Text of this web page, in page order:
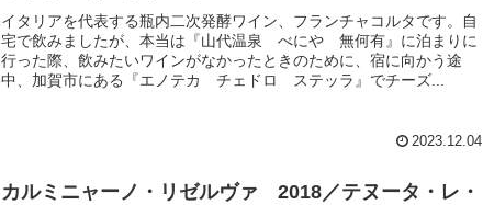
イタリアを代表する瓶内二次発酵ワイン、フランチャコルタです。自
宅で飲みましたが、本当は『山代温泉 べにや 無何有』に泊まりに
行った際、飲みたいワインがなかったときのために、宿に向かう途
中、加賀市にある『エノテカ チェドロ ステッラ』でチーズ...
2023.12.04
カルミニャーノ・リゼルヴァ 2018／テヌータ・レ・